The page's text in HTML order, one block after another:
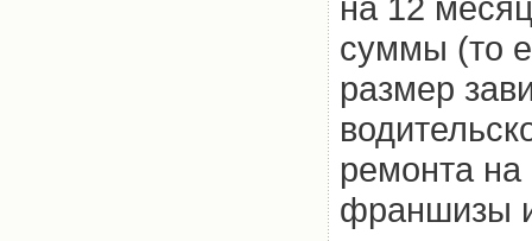
суммы (то
размер
ремонта
франшизы